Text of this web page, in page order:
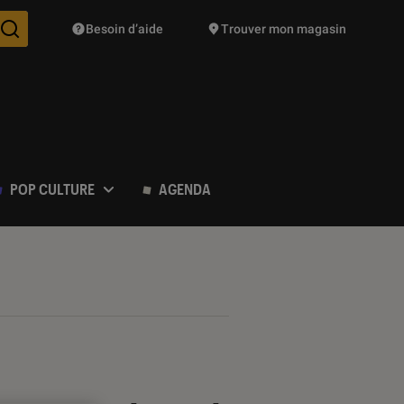
Des suggestions de produits vont vous être proposées
Besoin d’aide Trouver mon magasin
POP CULTURE AGENDA